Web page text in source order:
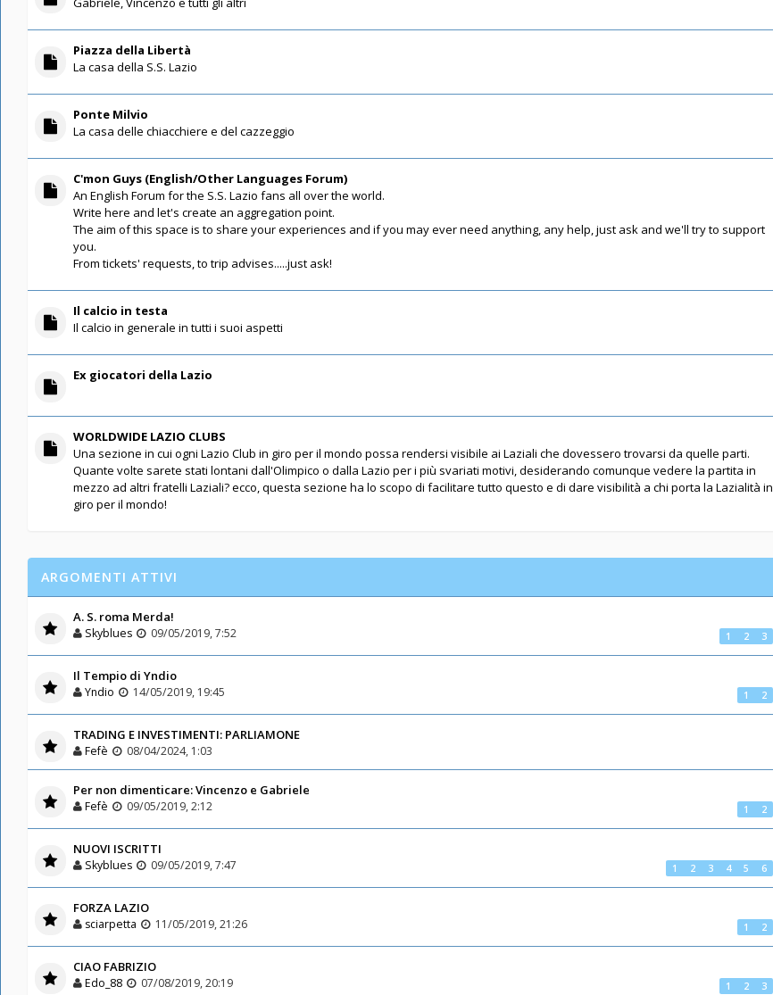
Piazza della Libertà
La casa della S.S. Lazio
Ponte Milvio
La casa delle chiacchiere e del cazzeggio
C'mon Guys (English/Other Languages Forum)
An English Forum for the S.S. Lazio fans all over the world.
Write here and let's create an aggregation point.
The aim of this space is to share your experiences and if you may ever need anything, any help, just ask and we'll try to support
you.
From tickets' requests, to trip advises.....just ask!
Il calcio in testa
Il calcio in generale in tutti i suoi aspetti
Ex giocatori della Lazio
WORLDWIDE LAZIO CLUBS
Una sezione in cui ogni Lazio Club in giro per il mondo possa rendersi visibile ai Laziali che dovessero trovarsi da quelle parti.
Quante volte sarete stati lontani dall'Olimpico o dalla Lazio per i più svariati motivi, desiderando comunque vedere la partita in
mezzo ad altri fratelli Laziali? ecco, questa sezione ha lo scopo di facilitare tutto questo e di dare visibilità a chi porta la Lazialità in
giro per il mondo!
ARGOMENTI ATTIVI
A. S. roma Merda!
1 2 3
Skyblues 09/05/2019, 7:52
Il Tempio di Yndio
1 2
Yndio 14/05/2019, 19:45
TRADING E INVESTIMENTI: PARLIAMONE
Fefè 08/04/2024, 1:03
Per non dimenticare: Vincenzo e Gabriele
1 2
Fefè 09/05/2019, 2:12
NUOVI ISCRITTI
1 2 3 4 5 6
Skyblues 09/05/2019, 7:47
FORZA LAZIO
1 2
sciarpetta 11/05/2019, 21:26
CIAO FABRIZIO
1 2 3
Edo_88 07/08/2019, 20:19